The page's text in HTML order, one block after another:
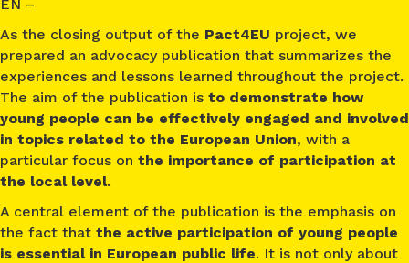
EN –
As the closing output of the Pact4EU project, we
prepared an advocacy publication that summarizes the
experiences and lessons learned throughout the project.
The aim of the publication is to demonstrate how
young people can be effectively engaged and involved
in topics related to the European Union, with a
particular focus on the importance of participation at
the local level.
A central element of the publication is the emphasis on
the fact that the active participation of young people
is essential in European public life. It is not only about